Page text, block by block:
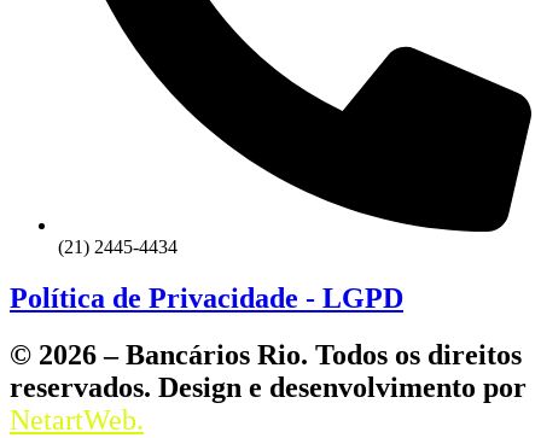
(21) 2445-4434
Política de Privacidade - LGPD
© 2026 – Bancários Rio. Todos os direitos
reservados. Design e desenvolvimento por
NetartWeb.